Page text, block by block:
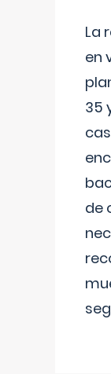
La
en
35
de